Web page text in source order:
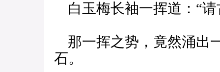
白玉梅长袖一挥道：“请
那一挥之势，竟然涌出
石。